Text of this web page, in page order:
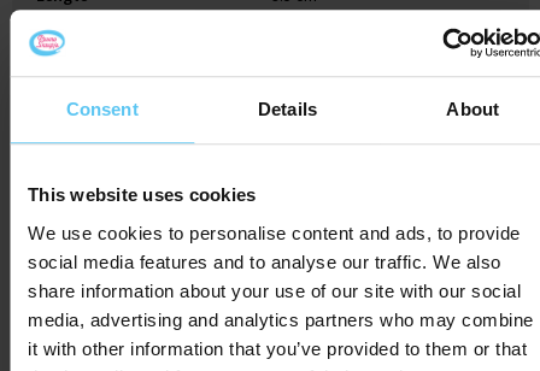
Consent Details About
This website uses cookies
We use cookies to personalise content and ads, to provide
social media features and to analyse our traffic. We also
share information about your use of our site with our social
media, advertising and analytics partners who may combine
it with other information that you’ve provided to them or that
Gerelateerde producten